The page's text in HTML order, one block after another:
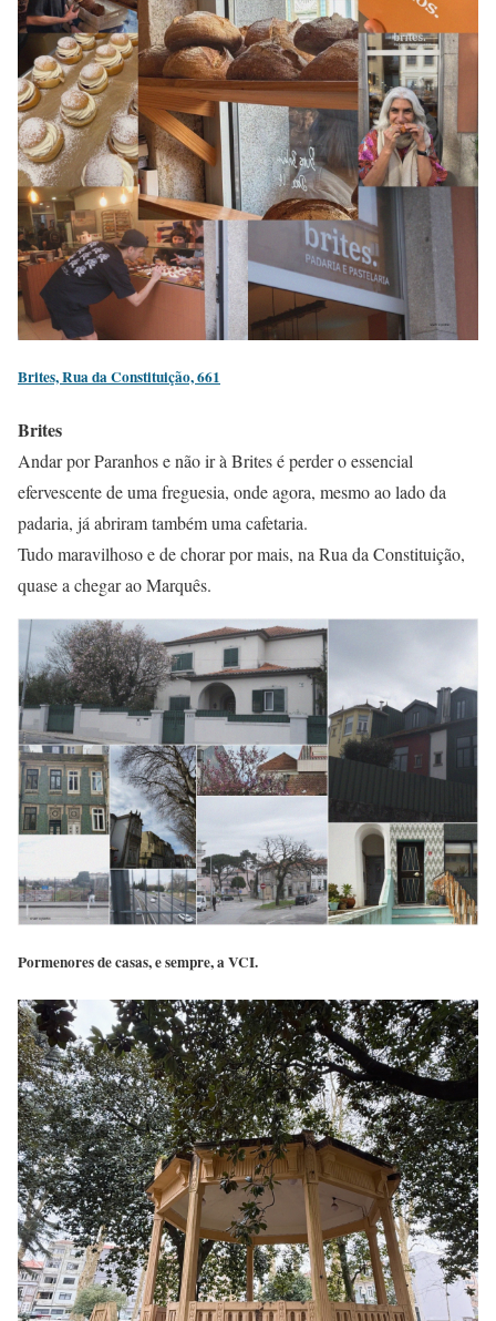
Brites, Rua da Constituição, 661
Brites
Andar por Paranhos e não ir à Brites é perder o essencial
efervescente de uma freguesia, onde agora, mesmo ao lado da
padaria, já abriram também uma cafetaria.
Tudo maravilhoso e de chorar por mais, na Rua da Constituição,
quase a chegar ao Marquês.
Pormenores de casas, e sempre, a VCI.